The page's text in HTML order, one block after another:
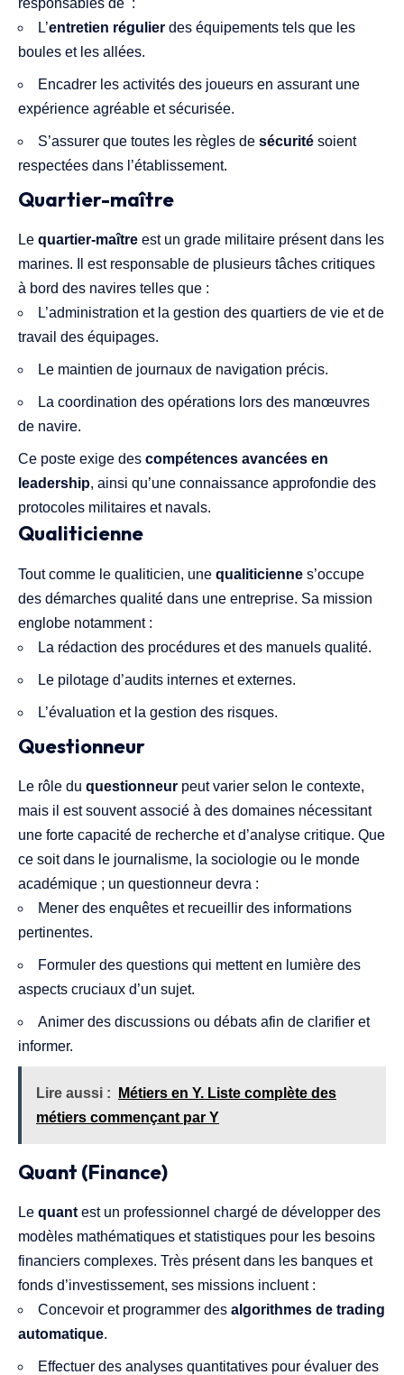
responsables de :
L’entretien régulier des équipements tels que les
boules et les allées.
Encadrer les activités des joueurs en assurant une
expérience agréable et sécurisée.
S’assurer que toutes les règles de sécurité soient
respectées dans l’établissement.
Quartier-maître
Le quartier-maître est un grade militaire présent dans les
marines. Il est responsable de plusieurs tâches critiques
à bord des navires telles que :
L’administration et la gestion des quartiers de vie et de
travail des équipages.
Le maintien de journaux de navigation précis.
La coordination des opérations lors des manœuvres
de navire.
Ce poste exige des compétences avancées en
leadership, ainsi qu’une connaissance approfondie des
protocoles militaires et navals.
Qualiticienne
Tout comme le qualiticien, une qualiticienne s’occupe
des démarches qualité dans une entreprise. Sa mission
englobe notamment :
La rédaction des procédures et des manuels qualité.
Le pilotage d’audits internes et externes.
L’évaluation et la gestion des risques.
Questionneur
Le rôle du questionneur peut varier selon le contexte,
mais il est souvent associé à des domaines nécessitant
une forte capacité de recherche et d’analyse critique. Que
ce soit dans le journalisme, la sociologie ou le monde
académique ; un questionneur devra :
Mener des enquêtes et recueillir des informations
pertinentes.
Formuler des questions qui mettent en lumière des
aspects cruciaux d’un sujet.
Animer des discussions ou débats afin de clarifier et
informer.
Lire aussi :
Métiers en Y. Liste complète des
métiers commençant par Y
Quant (Finance)
Le quant est un professionnel chargé de développer des
modèles mathématiques et statistiques pour les besoins
financiers complexes. Très présent dans les banques et
fonds d’investissement, ses missions incluent :
Concevoir et programmer des algorithmes de trading
automatique.
Effectuer des analyses quantitatives pour évaluer des